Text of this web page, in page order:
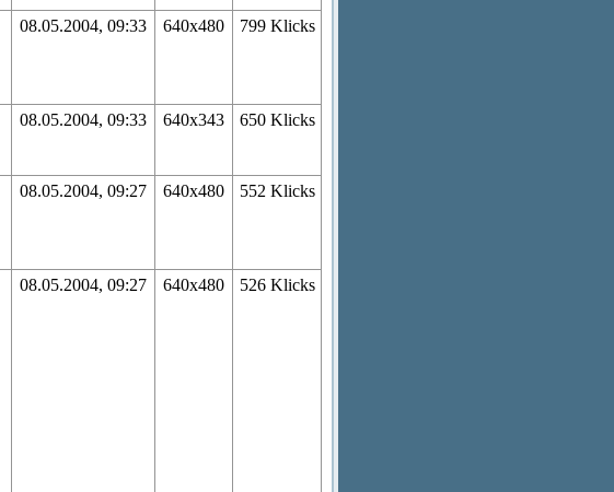
08.05.2004, 09:33 640x480 799 Klicks
08.05.2004, 09:33 640x343 650 Klicks
08.05.2004, 09:27 640x480 552 Klicks
08.05.2004, 09:27 640x480 526 Klicks